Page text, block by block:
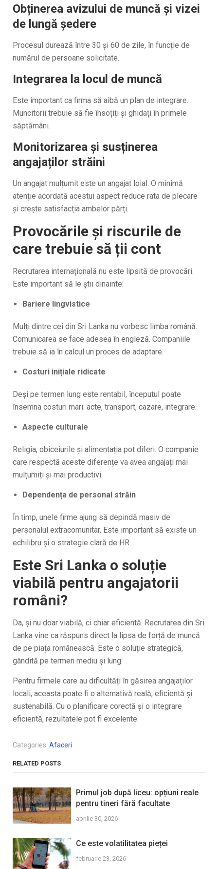
Obținerea avizului de muncă și vizei
de lungă ședere
Procesul durează între 30 și 60 de zile, în funcție de
numărul de persoane solicitate.
Integrarea la locul de muncă
Este important ca firma să aibă un plan de integrare.
Muncitorii trebuie să fie însoțiți și ghidați în primele
săptămâni.
Monitorizarea și susținerea
angajaților străini
Un angajat mulțumit este un angajat loial. O minimă
atenție acordată acestui aspect reduce rata de plecare
și crește satisfacția ambelor părți.
Provocările și riscurile de
care trebuie să ții cont
Recrutarea internațională nu este lipsită de provocări.
Este important să le știi dinainte:
Bariere lingvistice
Mulți dintre cei din Sri Lanka nu vorbesc limba română.
Comunicarea se face adesea în engleză. Companiile
trebuie să ia în calcul un proces de adaptare.
Costuri inițiale ridicate
Deși pe termen lung este rentabil, începutul poate
însemna costuri mari: acte, transport, cazare, integrare.
Aspecte culturale
Religia, obiceiurile și alimentația pot diferi. O companie
care respectă aceste diferențe va avea angajați mai
mulțumiți și mai productivi.
Dependența de personal străin
În timp, unele firme ajung să depindă masiv de
personalul extracomunitar. Este important să existe un
echilibru și o strategie clară de HR.
Este Sri Lanka o soluție
viabilă pentru angajatorii
români?
Da, și nu doar viabilă, ci chiar eficientă. Recrutarea din Sri
Lanka vine ca răspuns direct la lipsa de forță de muncă
de pe piața românească. Este o soluție strategică,
gândită pe termen mediu și lung.
Pentru firmele care au dificultăți în găsirea angajaților
locali, aceasta poate fi o alternativă reală, eficientă și
sustenabilă. Cu o planificare corectă și o integrare
eficientă, rezultatele pot fi excelente.
Categories:Afaceri
RELATED POSTS
Primul job după liceu: opțiuni reale
pentru tineri fără facultate
aprilie 30, 2026
Ce este volatilitatea pieței
februarie 23, 2026